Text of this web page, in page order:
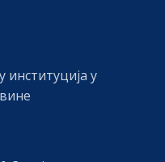
институција у